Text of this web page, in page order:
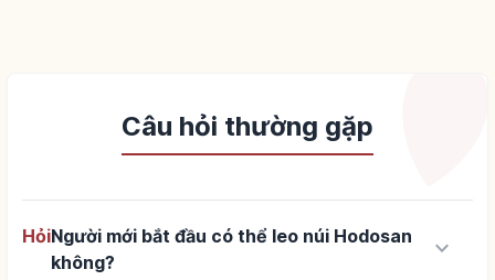
Câu hỏi thường gặp
HỏiNgười mới bắt đầu có thể leo núi Hodosan
không?
keyboard_arrow_down